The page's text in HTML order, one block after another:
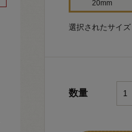
20mm
選択されたサイ
数量